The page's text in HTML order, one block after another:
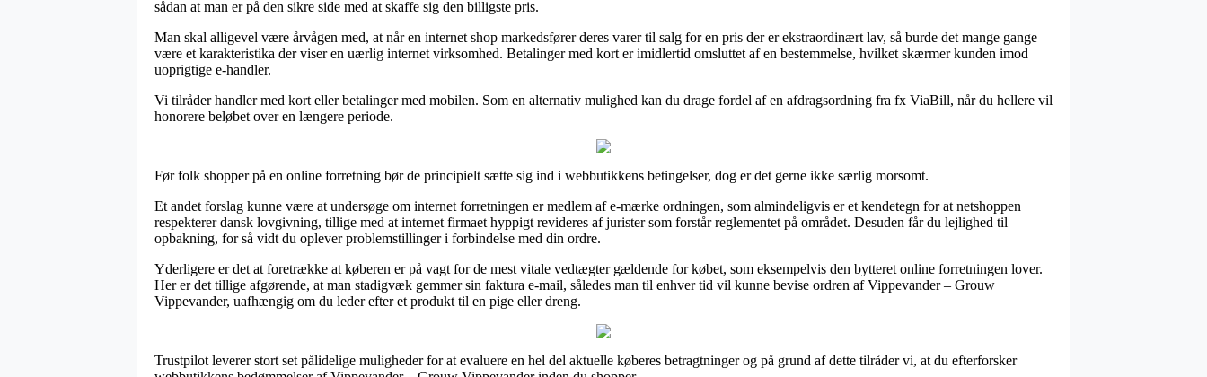
sådan at man er på den sikre side med at skaffe sig den billigste pris.
Man skal alligevel være årvågen med, at når en internet shop markedsfører deres varer til salg for en pris der er ekstraordinært lav, så burde det mange gange
være et karakteristika der viser en uærlig internet virksomhed. Betalinger med kort er imidlertid omsluttet af en bestemmelse, hvilket skærmer kunden imod
uoprigtige e-handler.
Vi tilråder handler med kort eller betalinger med mobilen. Som en alternativ mulighed kan du drage fordel af en afdragsordning fra fx ViaBill, når du hellere vil
honorere beløbet over en længere periode.
Før folk shopper på en online forretning bør de principielt sætte sig ind i webbutikkens betingelser, dog er det gerne ikke særlig morsomt.
Et andet forslag kunne være at undersøge om internet forretningen er medlem af e-mærke ordningen, som almindeligvis er et kendetegn for at netshoppen
respekterer dansk lovgivning, tillige med at internet firmaet hyppigt revideres af jurister som forstår reglementet på området. Desuden får du lejlighed til
opbakning, for så vidt du oplever problemstillinger i forbindelse med din ordre.
Yderligere er det at foretrække at køberen er på vagt for de mest vitale vedtægter gældende for købet, som eksempelvis den bytteret online forretningen lover.
Her er det tillige afgørende, at man stadigvæk gemmer sin faktura e-mail, således man til enhver tid vil kunne bevise ordren af Vippevander – Grouw
Vippevander, uafhængig om du leder efter et produkt til en pige eller dreng.
Trustpilot leverer stort set pålidelige muligheder for at evaluere en hel del aktuelle køberes betragtninger og på grund af dette tilråder vi, at du efterforsker